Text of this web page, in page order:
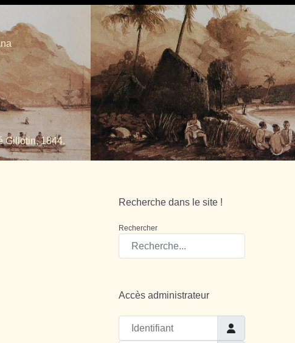
Gillotin, 1844.
Recherche dans le site !
Rechercher
Accès administrateur